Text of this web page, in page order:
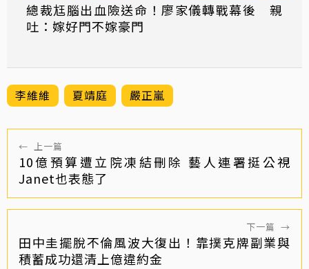
總裁尪腦出血險送命！廖家儀轉戰幕後 親
吐：嫁好門不嫁豪門
李維維 夏靖庭 嚴正嵐
← 上一篇
10億預算遭立院凍結刪除 藝人連署挺公視
Janet也表態了
下一篇 →
田中圭擺脫不倫風波大復出！靠撲克牌副業與
積蓄成功還清上億違約金